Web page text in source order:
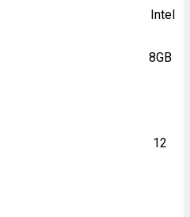
Intel
8GB
12